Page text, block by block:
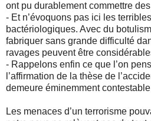
ont pu durablement commettre
- Et n’évoquons pas ici les
bactériologiques. Avec du
fabriquer sans grande difficulté
ravages peuvent être
- Rappelons enfin ce que l’on
l’affirmation de la thèse de
demeure éminemment
Les menaces d’un terrorisme